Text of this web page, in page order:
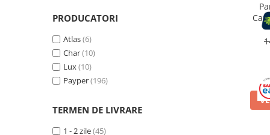
Sisteme de dus
Coloane de dus
Seturi de dus
Sisteme de dus incastrate
PRODUCATORI
Atlas(6)
Char(10)
Lux(10)
Payper(196)
TERMEN DE LIVRARE
1 - 2 zile(45)